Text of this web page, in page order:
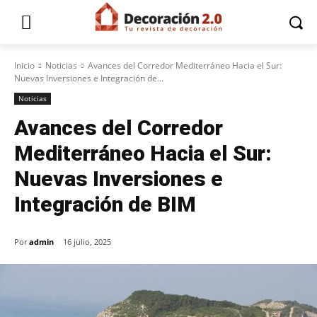
Inicio Noticias
Avances del Corredor Mediterráneo Hacia el Sur:
Nuevas Inversiones e Integración de...
Noticias
Avances del Corredor
Mediterráneo Hacia el Sur:
Nuevas Inversiones e
Integración de BIM
Por admin 16 julio, 2025